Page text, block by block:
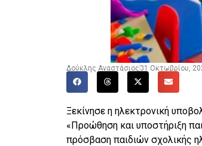
Δούκλης Αναστάσιος 31 Οκτωβρίου,
Ξεκίνησε η ηλεκτρονική
«Προώθηση και υποστήριξη
πρόσβαση παιδιών σχολικής